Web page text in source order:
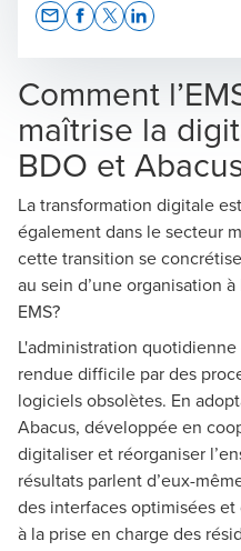
Comment
maîtrise la
BDO et
La transformation digitale
également dans le secteur
cette transition se
au sein d’une organisation
EMS?
L'administration
rendue difficile par des
logiciels obsolètes. En
Abacus, développée en
digitaliser et réorganiser
résultats parlent d’eux-
des interfaces optimisées
à la prise en charge des
Sylvie Wüthrich
Head BDO Digital
Director